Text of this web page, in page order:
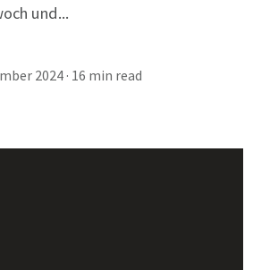
und...
2024 · 16 min read